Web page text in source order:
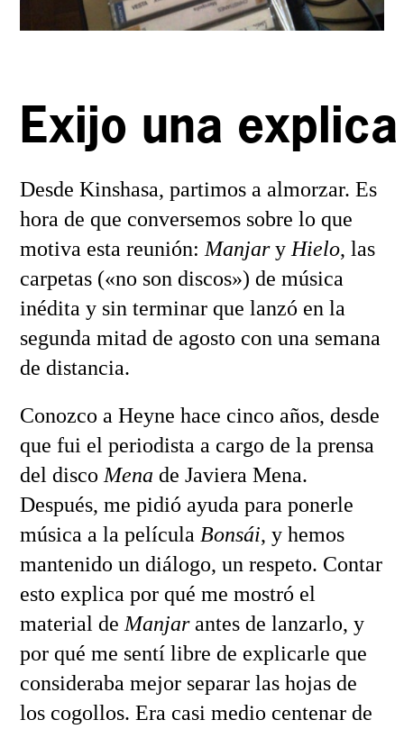
Exijo una
Desde Kinshasa, partimos a almorzar. Es
hora de que conversemos sobre lo que
motiva esta reunión: Manjary Hielo, las
carpetas («no son discos») de música
inédita y sin terminar que lanzó en la
segunda mitad de agosto con una semana
de distancia.
Conozco a Heyne hace cinco años, desde
que fui el periodista a cargo de la prensa
del disco Mena de Javiera Mena.
Después, me pidió ayuda para ponerle
música a la película Bonsái, y hemos
mantenido un diálogo, un respeto. Contar
esto explica por qué me mostró el
material de Manjarantes de lanzarlo, y
por qué me sentí libre de explicarle que
consideraba mejor separar las hojas de
los cogollos. Era casi medio centenar de